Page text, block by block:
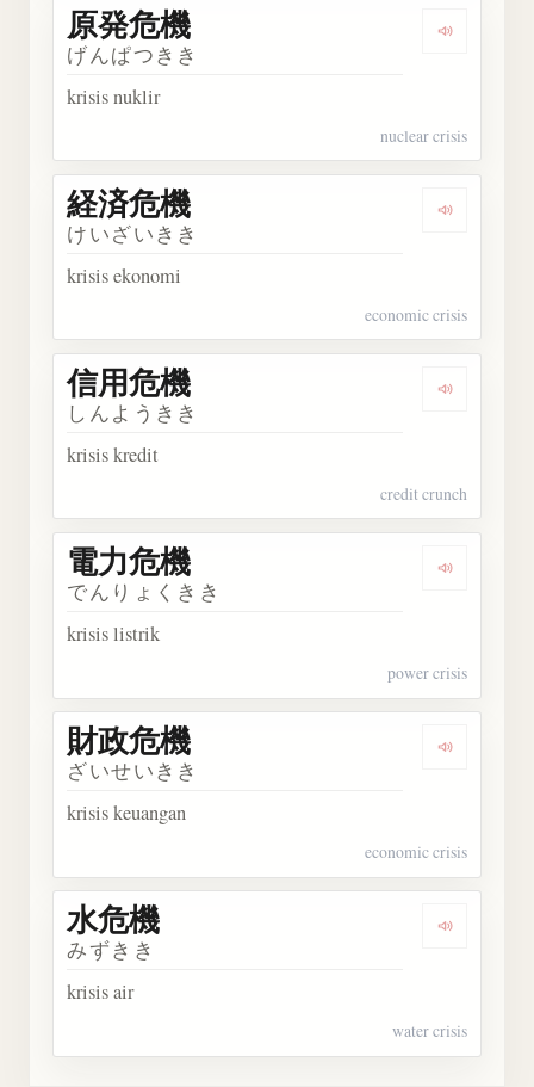
原発危機
げんぱつきき
krisis nuklir
nuclear crisis
経済危機
けいざいきき
krisis ekonomi
economic crisis
信用危機
しんようきき
krisis kredit
credit crunch
電力危機
でんりょくきき
krisis listrik
power crisis
財政危機
ざいせいきき
krisis keuangan
economic crisis
水危機
みずきき
krisis air
water crisis